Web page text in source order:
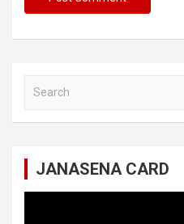
JANASENA CARD